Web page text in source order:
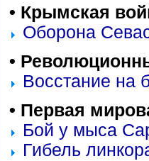
• Крымская
Оборона
•
Восстание на
• Первая
Бой у мыса
Гибель